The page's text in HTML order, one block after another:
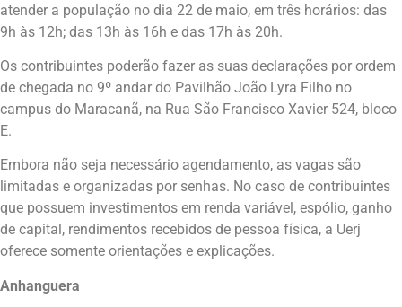
atender a população no dia 22 de maio, em três horários: das
9h às 12h; das 13h às 16h e das 17h às 20h.
Os contribuintes poderão fazer as suas declarações por ordem
de chegada no 9º andar do Pavilhão João Lyra Filho no
campus do Maracanã, na Rua São Francisco Xavier 524, bloco
E.
Embora não seja necessário agendamento, as vagas são
limitadas e organizadas por senhas. No caso de contribuintes
que possuem investimentos em renda variável, espólio, ganho
de capital, rendimentos recebidos de pessoa física, a Uerj
oferece somente orientações e explicações.
Anhanguera